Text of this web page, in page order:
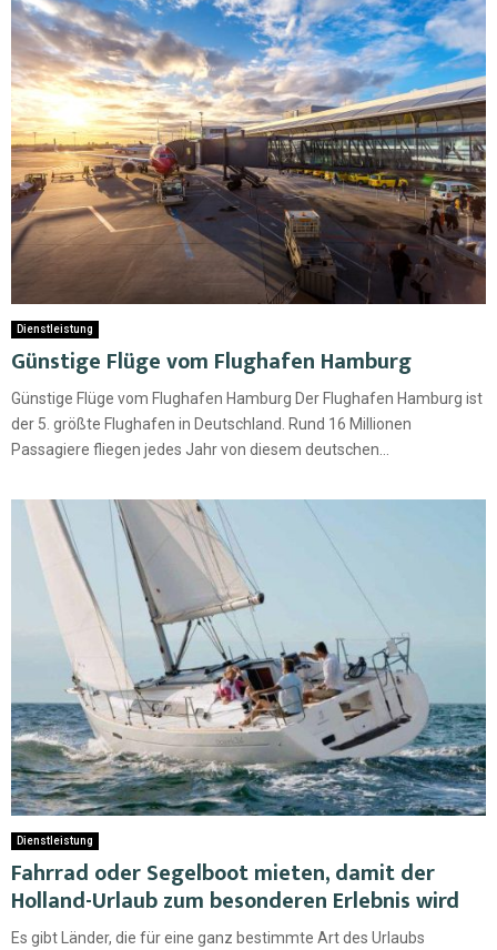
Dienstleistung
Günstige Flüge vom Flughafen Hamburg
Günstige Flüge vom Flughafen Hamburg Der Flughafen Hamburg ist
der 5. größte Flughafen in Deutschland. Rund 16 Millionen
Passagiere fliegen jedes Jahr von diesem deutschen...
Dienstleistung
Fahrrad oder Segelboot mieten, damit der
Holland-Urlaub zum besonderen Erlebnis wird
Es gibt Länder, die für eine ganz bestimmte Art des Urlaubs